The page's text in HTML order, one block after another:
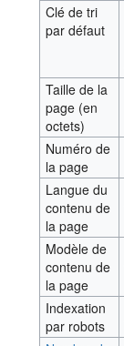
Clé de tri
par défaut
Taille de la
page (en
octets)
Numéro de
la page
Langue du
contenu de
la page
Modèle de
contenu de
la page
Indexation
par robots